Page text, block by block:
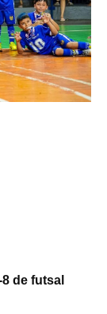
de futsal